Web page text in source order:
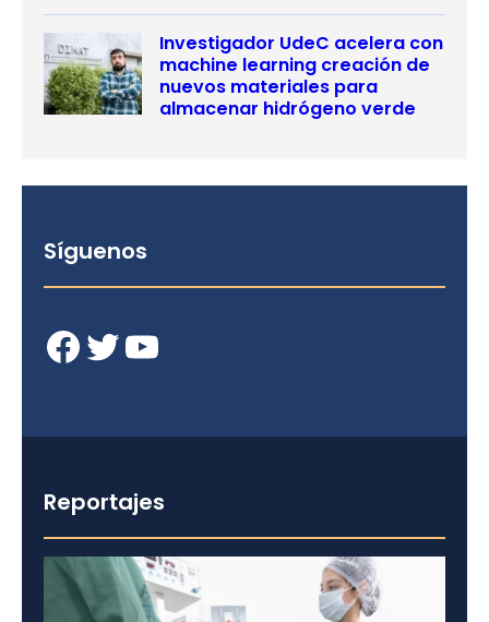
Investigador UdeC acelera con
machine learning creación de
nuevos materiales para
almacenar hidrógeno verde
Síguenos
Facebook Twitter YouTube
Reportajes